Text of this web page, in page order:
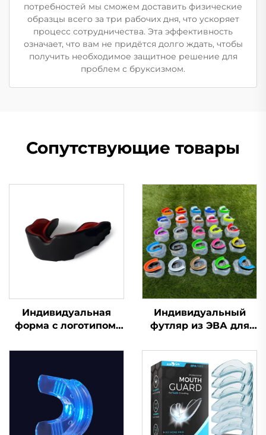
потребностей мы сможем доставить физические
образцы всего за три рабочих дня, что ускоряет
процесс сотрудничества. Эта эффективность
означает, что вам не придётся долго ждать, чтобы
получить необходимое защитное решение для
проблем с бруксизмом.
Сопутствующие товары
Индивидуальная
форма с логотипом,
разноцветные капы
методом кипячения и
прикусывания, чехол
для брекетов,
спортивная зубная
защита для футбола
Индивидуальный
футляр из ЭВА для
боксерской капы, для
баскетбола, защита
для зубов,
спортивные капы для
единоборств MMA,
защита от скрежета
зубами